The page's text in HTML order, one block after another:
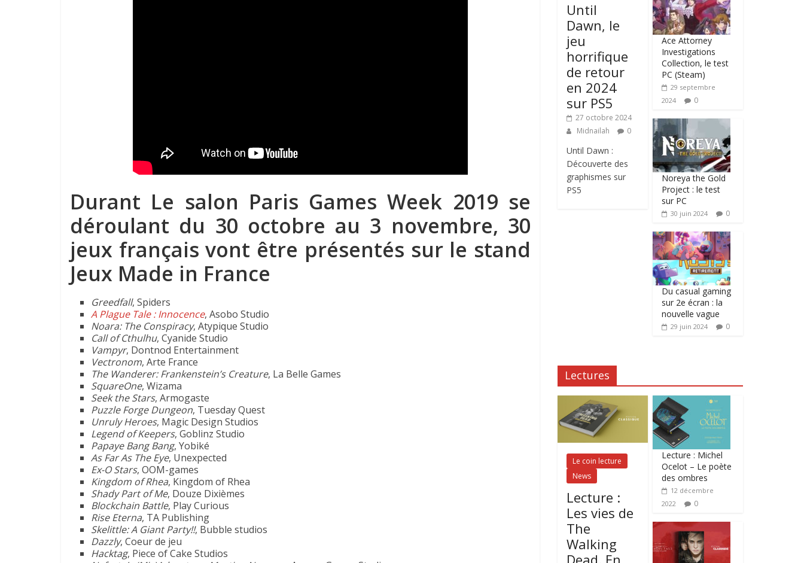
Durant Le salon Paris Games Week 2019 se
déroulant du 30 octobre au 3 novembre, 30
jeux français vont être présentés sur le stand
Jeux Made in France
Greedfall, Spiders
A Plague Tale : Innocence, Asobo Studio
Noara: The Conspiracy, Atypique Studio
Call of Cthulhu, Cyanide Studio
Vampyr, Dontnod Entertainment
Vectronom, Arte France
The Wanderer: Frankenstein’s Creature, La Belle Games
SquareOne, Wizama
Seek the Stars, Armogaste
Puzzle Forge Dungeon, Tuesday Quest
Unruly Heroes, Magic Design Studios
Legend of Keepers, Goblinz Studio
Papaye Bang Bang, Yobiké
As Far As The Eye, Unexpected
Ex-O Stars, OOM-games
Kingdom of Rhea, Kingdom of Rhea
Shady Part of Me, Douze Dixièmes
Blockchain Battle, Play Curious
Rise Eterna, TA Publishing
Skelittle: A Giant Party!!, Bubble studios
Dazzly, Coeur de jeu
Hacktag, Piece of Cake Studios
Until
Dawn, le
jeu
horrifique
de retour
en 2024
sur PS5
27 octobre 2024
Midnailah
0
Until Dawn :
Découverte des
graphismes sur
PS5
Ace Attorney
Investigations
Collection, le test
PC (Steam)
29 septembre
2024
0
Noreya the Gold
Project : le test
sur PC
30 juin 2024 0
Du casual gaming
sur 2e écran : la
nouvelle vague
29 juin 2024 0
Lectures
Le coin lecture
News
Lecture :
Les vies de
The
Walking
Lecture : Michel
Ocelot – Le poète
des ombres
12 décembre
2022
0